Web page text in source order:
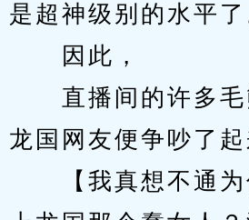
是超神级别的水平了
因此，
直播间的许多毛
龙国网友便争吵了起
【我真想不通为